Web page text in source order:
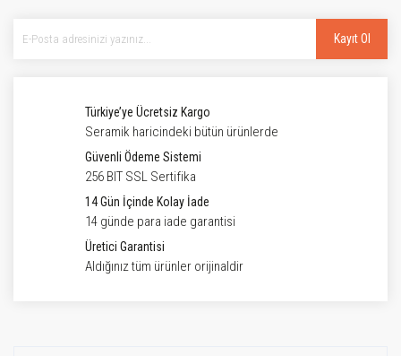
Kayıt Ol
Türkiye’ye Ücretsiz Kargo
Seramik haricindeki bütün ürünlerde
Güvenli Ödeme Sistemi
256 BIT SSL Sertifika
14 Gün İçinde Kolay İade
14 günde para iade garantisi
Üretici Garantisi
Aldığınız tüm ürünler orijinaldir